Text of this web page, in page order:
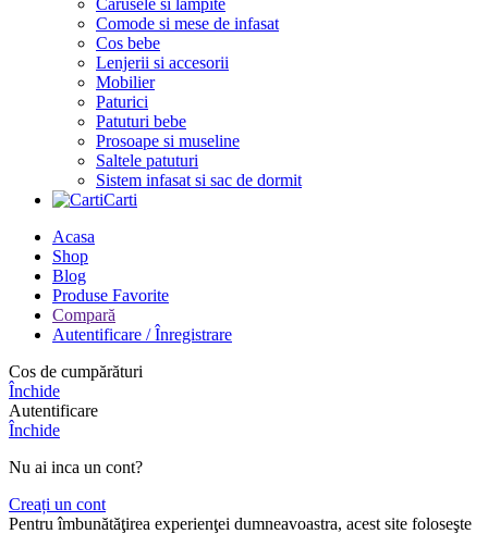
Comode si mese de infasat
Cos bebe
Lenjerii si accesorii
Mobilier
Paturici
Patuturi bebe
Prosoape si museline
Saltele patuturi
Sistem infasat si sac de dormit
Carti
Acasa
Shop
Blog
Produse Favorite
Compară
Autentificare / Înregistrare
Cos de cumpărături
Închide
Autentificare
Închide
Nu ai inca un cont?
Creați un cont
Pentru îmbunătăţirea experienţei dumneavoastra, acest site foloseşte